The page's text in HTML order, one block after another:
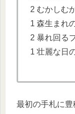
2 むかしむ
1 森生まれ
2 暴れ回る
1 壮麗な日
最初の手札に豊